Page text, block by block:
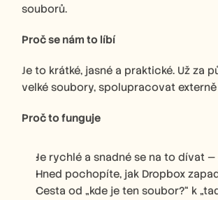
souborů.
Proč se nám to líbí
Je to krátké, jasné a praktické. Už
velké soubory, spolupracovat
Proč to funguje
Je rychlé a snadné se na to dívat
Hned pochopíte, jak Dropbox
Cesta od „kde je ten soubor?“ k